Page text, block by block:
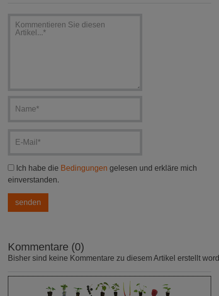
Ich habe die Bedingungen gelesen und erkläre mich
einverstanden.
Kommentare (0)
Bisher sind keine Kommentare zu diesem Artikel erstellt